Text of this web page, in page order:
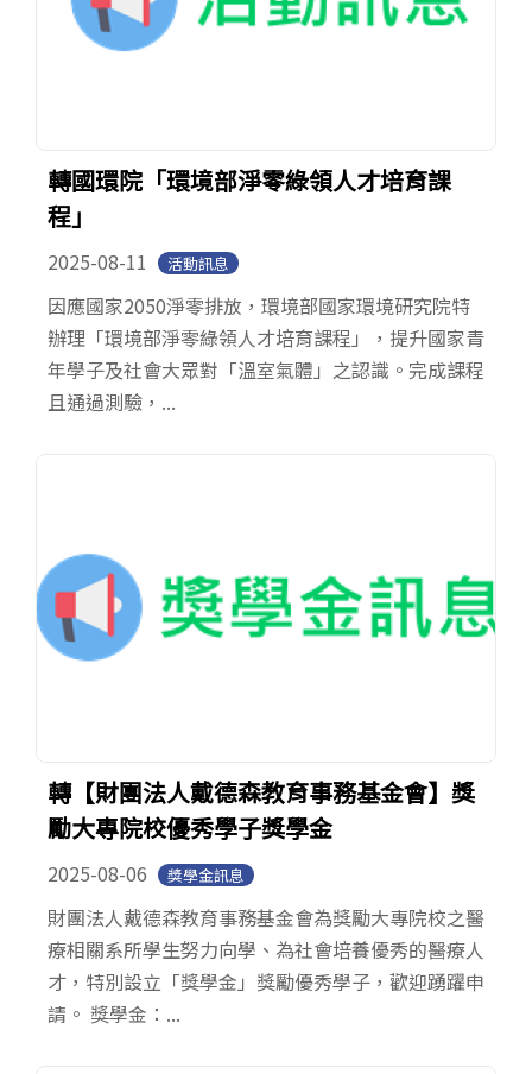
轉國環院「環境部淨零綠領人才培育課
程」
2025-08-11 活動訊息
因應國家2050淨零排放，環境部國家環境研究院特
辦理「環境部淨零綠領人才培育課程」，提升國家青
年學子及社會大眾對「溫室氣體」之認識。完成課程
且通過測驗，...
轉【財團法人戴德森教育事務基金會】獎
勵大專院校優秀學子獎學金
2025-08-06 獎學金訊息
財團法人戴德森教育事務基金會為獎勵大專院校之醫
療相關系所學生努力向學、為社會培養優秀的醫療人
才，特別設立「獎學金」獎勵優秀學子，歡迎踴躍申
請。 獎學金：...